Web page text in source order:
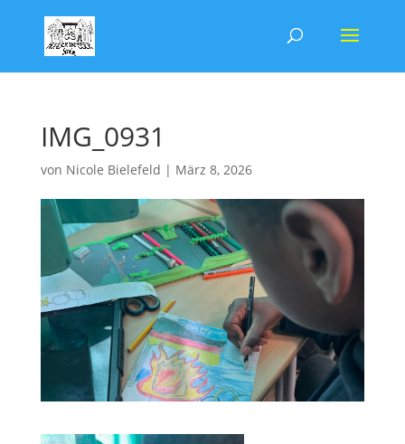
IMG_0931
von Nicole Bielefeld | März 8, 2026